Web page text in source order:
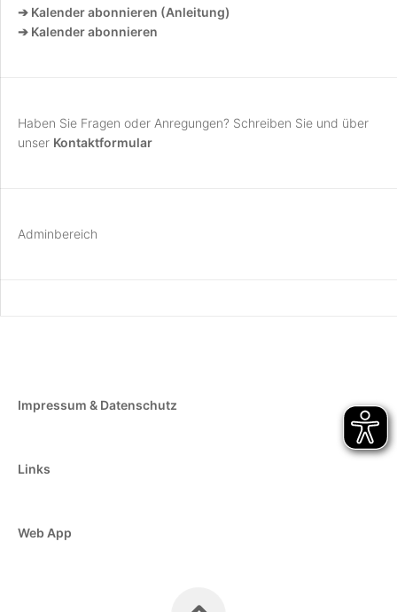
➔ Kalender abonnieren (Anleitung)
➔ Kalender abonnieren
Haben Sie Fragen oder Anregungen? Schreiben Sie und über
unser Kontaktformular
Adminbereich
Impressum & Datenschutz
Links
Web App